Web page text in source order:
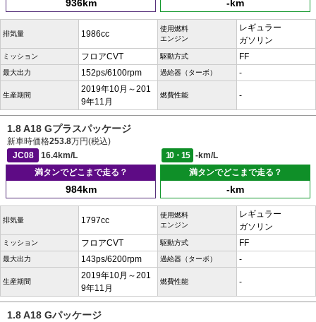
936km -km
排気量 1986cc
使用燃料
エンジン
レギュラー
ガソリン
ミッション フロアCVT 駆動方式 FF
最大出力 152ps/6100rpm 過給器（ターボ） -
生産期間
2019年10月～201
9年11月
燃費性能 -
1.8 A18 Gプラスパッケージ
新車時価格253.8万円(税込)
JC08
16.4km/L 10・15
-km/L
満タンでどこまで走る？
984km
満タンでどこまで走る？
-km
排気量 1797cc
使用燃料
エンジン
レギュラー
ガソリン
ミッション フロアCVT 駆動方式 FF
最大出力 143ps/6200rpm 過給器（ターボ） -
生産期間
2019年10月～201
9年11月
燃費性能 -
1.8 A18 Gパッケージ